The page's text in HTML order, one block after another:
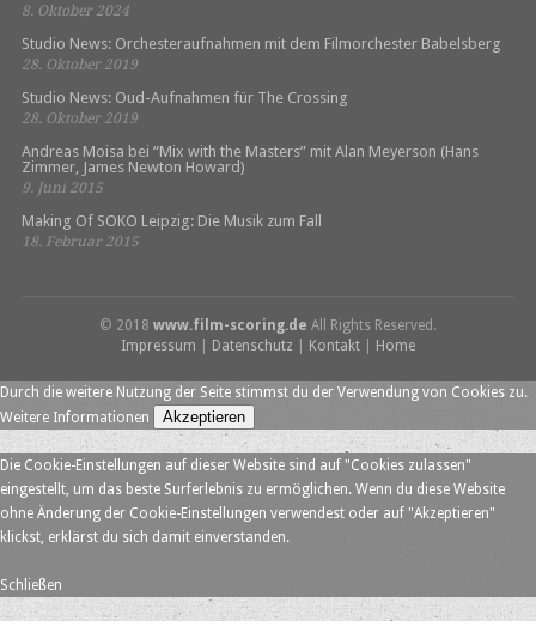
8. Oktober 2024
Studio News: Orchesteraufnahmen mit dem Filmorchester Babelsberg
28. Oktober 2019
Studio News: Oud-Aufnahmen für The Crossing
28. Oktober 2019
Andreas Moisa bei “Mix with the Masters” mit Alan Meyerson (Hans
Zimmer, James Newton Howard)
9. Juni 2015
Making Of SOKO Leipzig: Die Musik zum Fall
18. Februar 2015
© 2018 www.film-scoring.de All Rights Reserved.
Impressum
Datenschutz Kontakt Home
Durch die weitere Nutzung der Seite stimmst du der Verwendung von Cookies zu.
Weitere Informationen
Akzeptieren
Die Cookie-Einstellungen auf dieser Website sind auf "Cookies zulassen"
eingestellt, um das beste Surferlebnis zu ermöglichen. Wenn du diese Website
ohne Änderung der Cookie-Einstellungen verwendest oder auf "Akzeptieren"
klickst, erklärst du sich damit einverstanden.
Schließen